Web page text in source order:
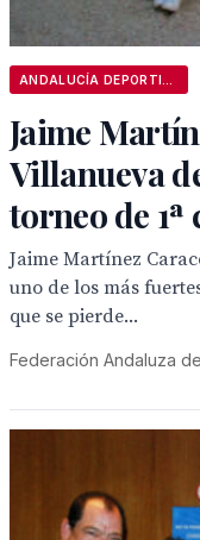
Jaime
Villanueva
torneo de 1ª
Jaime Martínez
uno de los más
que se pierde...
Federación Andaluza